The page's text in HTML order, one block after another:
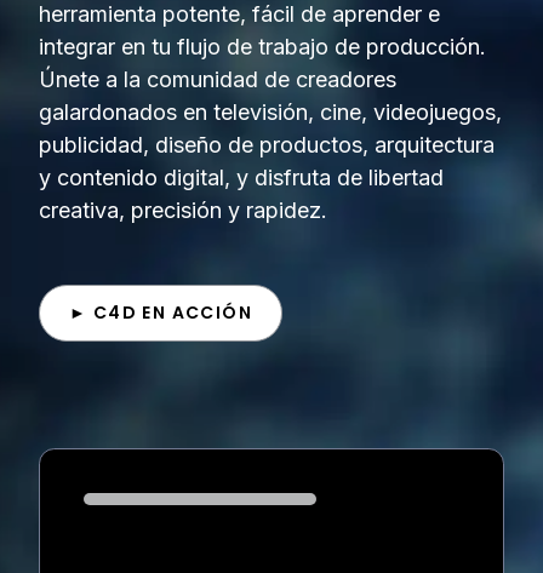
herramienta potente, fácil de aprender e
integrar en tu flujo de trabajo de producción.
Únete a la comunidad de creadores
galardonados en televisión, cine, videojuegos,
publicidad, diseño de productos, arquitectura
y contenido digital, y disfruta de libertad
creativa, precisión y rapidez.
► C4D EN ACCIÓN